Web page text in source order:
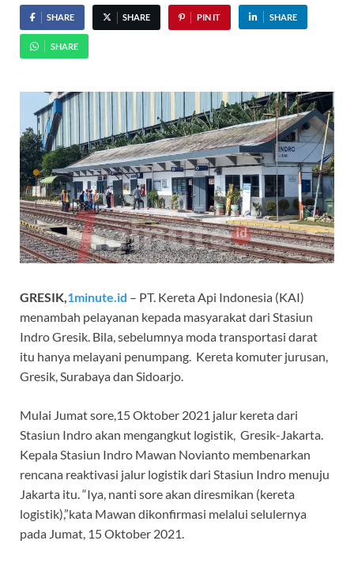
SHARE SHARE PIN IT SHARE
SHARE
GRESIK, 1minute.id – PT. Kereta Api Indonesia (KAI)
menambah pelayanan kepada masyarakat dari Stasiun
Indro Gresik. Bila, sebelumnya moda transportasi darat
itu hanya melayani penumpang. Kereta komuter jurusan,
Gresik, Surabaya dan Sidoarjo.
Mulai Jumat sore,15 Oktober 2021 jalur kereta dari
Stasiun Indro akan mengangkut logistik, Gresik-Jakarta.
Kepala Stasiun Indro Mawan Novianto membenarkan
rencana reaktivasi jalur logistik dari Stasiun Indro menuju
Jakarta itu. “Iya, nanti sore akan diresmikan (kereta
logistik),”kata Mawan dikonfirmasi melalui selulernya
pada Jumat, 15 Oktober 2021.